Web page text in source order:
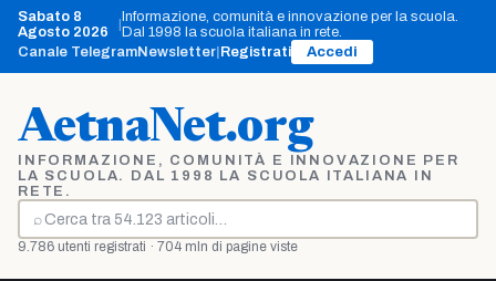
Vai
contenuto
Sabato 8
Agosto 2026
Informazione, comunità e innovazione per la scuola.
Dal 1998 la scuola italiana in rete.
Canale TelegramNewsletter Registrati Accedi
AetnaNet.org
INFORMAZIONE, COMUNITÀ E INNOVAZIONE PER
LA SCUOLA. DAL 1998 LA SCUOLA ITALIANA IN
RETE.
⌕
Cerca
9.786 utenti registrati · 704 mln di pagine viste